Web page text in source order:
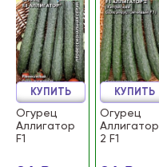
Огурец
Аллигатор
F1
КУПИТЬ
Огурец
Аллигатор
2 F1
КУПИТЬ